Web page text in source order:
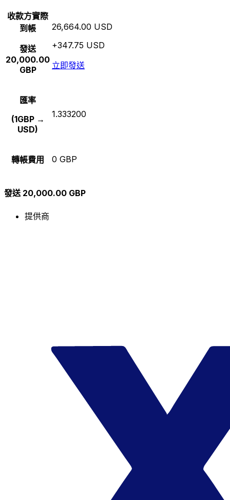
收款方實際
到帳
發送
20,000.00
GBP
26,664.00 USD
+347.75 USD
立即發送
匯率
(1GBP →
USD)
1.333200
轉帳費用 0 GBP
發送 20,000.00 GBP
提供商